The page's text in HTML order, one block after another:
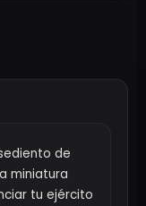
de
miniatura
tu ejército